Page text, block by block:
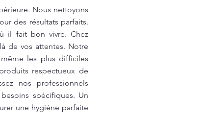
Nous nettoyons
des résultats parfaits.
il fait bon vivre. Chez
de vos attentes. Notre
les plus difficiles
respectueux de
nos professionnels
spécifiques. Un
une hygiène parfaite